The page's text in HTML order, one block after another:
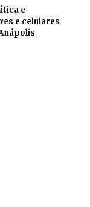
e
e celulares